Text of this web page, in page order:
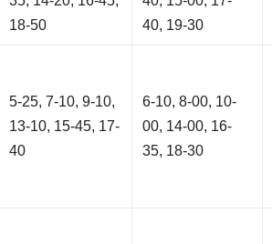
18-50
40, 19-30
5-25, 7-10, 9-10,
13-10, 15-45, 17-
40
6-10, 8-00, 10-
00, 14-00, 16-
35, 18-30